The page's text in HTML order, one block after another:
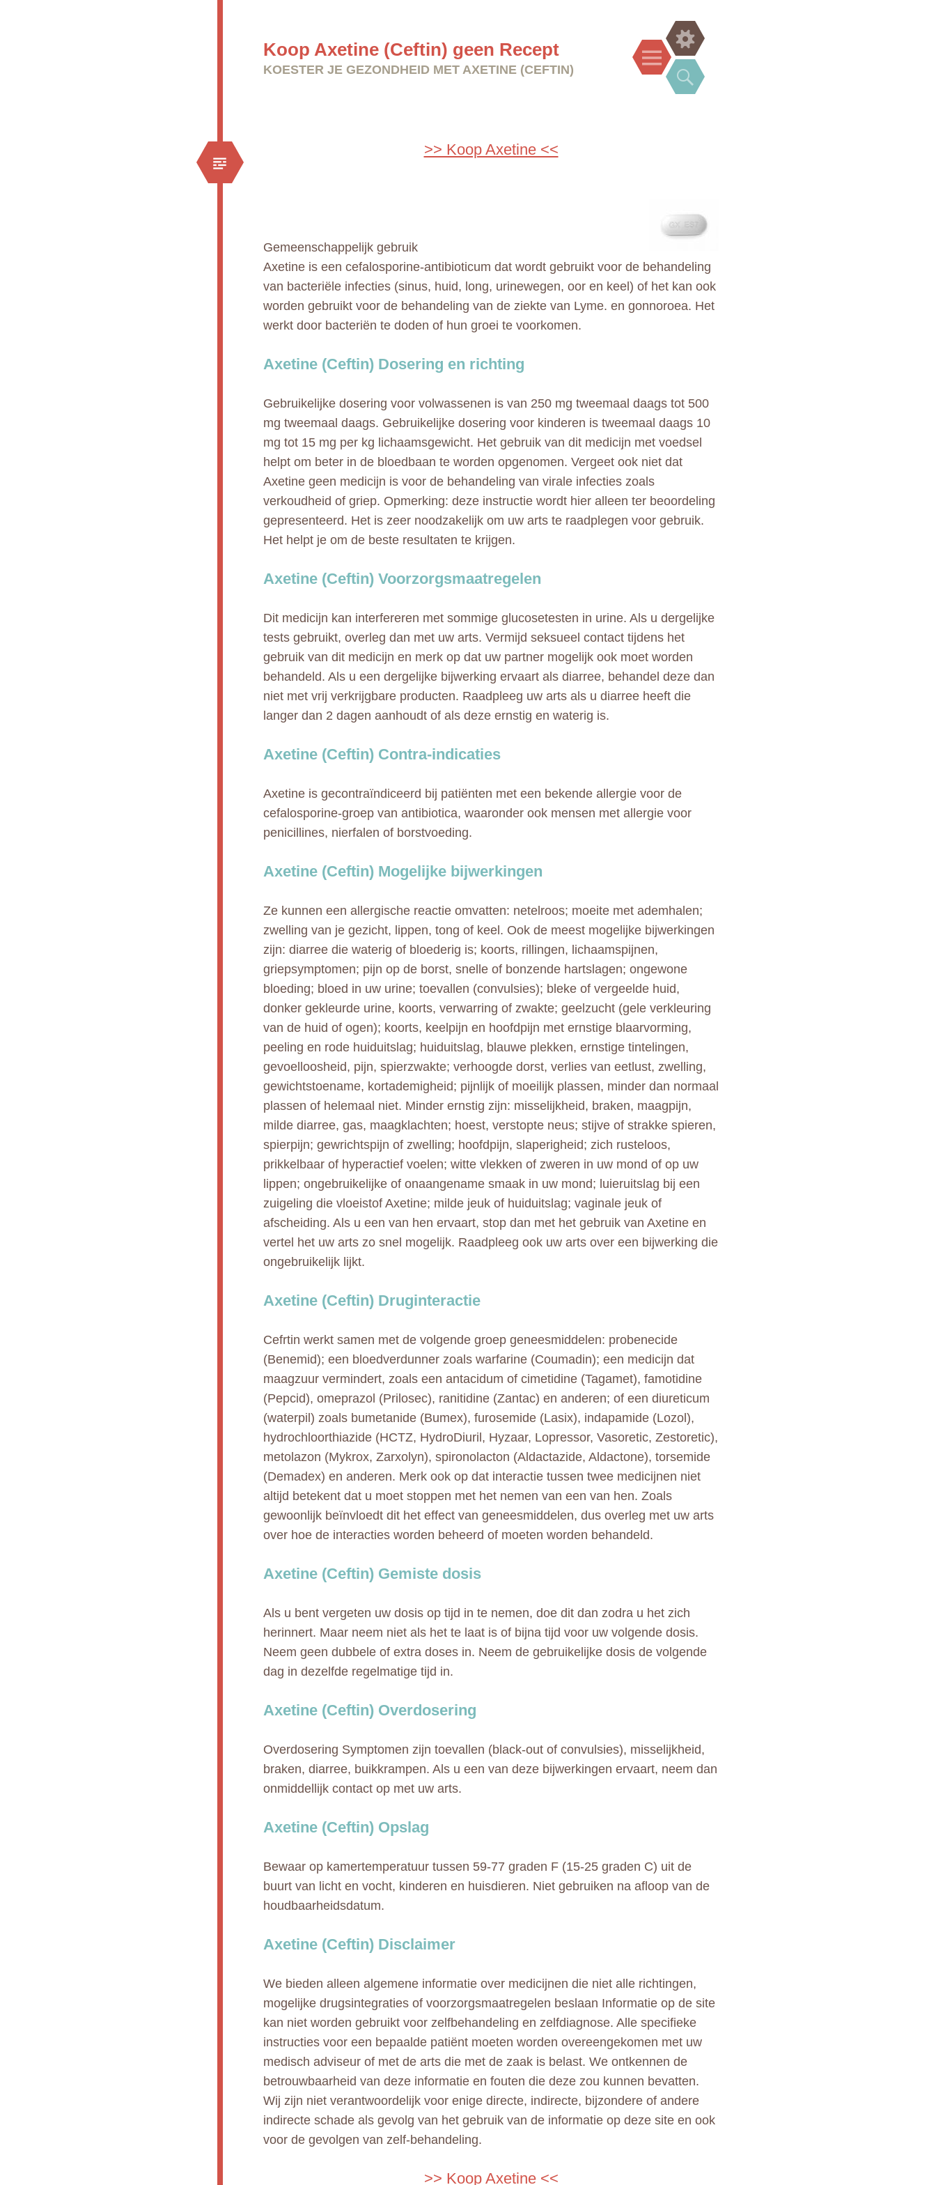
Koop Axetine (Ceftin) geen Recept
KOESTER JE GEZONDHEID MET AXETINE (CEFTIN)
Menu
Widgets
Search
>> Koop Axetine <<
Gemeenschappelijk gebruik
Axetine is een cefalosporine-antibioticum dat wordt gebruikt voor de behandeling
van bacteriële infecties (sinus, huid, long, urinewegen, oor en keel) of het kan ook
worden gebruikt voor de behandeling van de ziekte van Lyme. en gonnoroea. Het
werkt door bacteriën te doden of hun groei te voorkomen.
Axetine (Ceftin) Dosering en richting
Gebruikelijke dosering voor volwassenen is van 250 mg tweemaal daags tot 500
mg tweemaal daags. Gebruikelijke dosering voor kinderen is tweemaal daags 10
mg tot 15 mg per kg lichaamsgewicht. Het gebruik van dit medicijn met voedsel
helpt om beter in de bloedbaan te worden opgenomen. Vergeet ook niet dat
Axetine geen medicijn is voor de behandeling van virale infecties zoals
verkoudheid of griep. Opmerking: deze instructie wordt hier alleen ter beoordeling
gepresenteerd. Het is zeer noodzakelijk om uw arts te raadplegen voor gebruik.
Het helpt je om de beste resultaten te krijgen.
Axetine (Ceftin) Voorzorgsmaatregelen
Dit medicijn kan interfereren met sommige glucosetesten in urine. Als u dergelijke
tests gebruikt, overleg dan met uw arts. Vermijd seksueel contact tijdens het
gebruik van dit medicijn en merk op dat uw partner mogelijk ook moet worden
behandeld. Als u een dergelijke bijwerking ervaart als diarree, behandel deze dan
niet met vrij verkrijgbare producten. Raadpleeg uw arts als u diarree heeft die
langer dan 2 dagen aanhoudt of als deze ernstig en waterig is.
Axetine (Ceftin) Contra-indicaties
Axetine is gecontraïndiceerd bij patiënten met een bekende allergie voor de
cefalosporine-groep van antibiotica, waaronder ook mensen met allergie voor
penicillines, nierfalen of borstvoeding.
Axetine (Ceftin) Mogelijke bijwerkingen
Ze kunnen een allergische reactie omvatten: netelroos; moeite met ademhalen;
zwelling van je gezicht, lippen, tong of keel. Ook de meest mogelijke bijwerkingen
zijn: diarree die waterig of bloederig is; koorts, rillingen, lichaamspijnen,
griepsymptomen; pijn op de borst, snelle of bonzende hartslagen; ongewone
bloeding; bloed in uw urine; toevallen (convulsies); bleke of vergeelde huid,
donker gekleurde urine, koorts, verwarring of zwakte; geelzucht (gele verkleuring
van de huid of ogen); koorts, keelpijn en hoofdpijn met ernstige blaarvorming,
peeling en rode huiduitslag; huiduitslag, blauwe plekken, ernstige tintelingen,
gevoelloosheid, pijn, spierzwakte; verhoogde dorst, verlies van eetlust, zwelling,
gewichtstoename, kortademigheid; pijnlijk of moeilijk plassen, minder dan normaal
plassen of helemaal niet. Minder ernstig zijn: misselijkheid, braken, maagpijn,
milde diarree, gas, maagklachten; hoest, verstopte neus; stijve of strakke spieren,
spierpijn; gewrichtspijn of zwelling; hoofdpijn, slaperigheid; zich rusteloos,
prikkelbaar of hyperactief voelen; witte vlekken of zweren in uw mond of op uw
lippen; ongebruikelijke of onaangename smaak in uw mond; luieruitslag bij een
zuigeling die vloeistof Axetine; milde jeuk of huiduitslag; vaginale jeuk of
afscheiding. Als u een van hen ervaart, stop dan met het gebruik van Axetine en
vertel het uw arts zo snel mogelijk. Raadpleeg ook uw arts over een bijwerking die
ongebruikelijk lijkt.
Axetine (Ceftin) Druginteractie
Cefrtin werkt samen met de volgende groep geneesmiddelen: probenecide
(Benemid); een bloedverdunner zoals warfarine (Coumadin); een medicijn dat
maagzuur vermindert, zoals een antacidum of cimetidine (Tagamet), famotidine
(Pepcid), omeprazol (Prilosec), ranitidine (Zantac) en anderen; of een diureticum
(waterpil) zoals bumetanide (Bumex), furosemide (Lasix), indapamide (Lozol),
hydrochloorthiazide (HCTZ, HydroDiuril, Hyzaar, Lopressor, Vasoretic, Zestoretic),
metolazon (Mykrox, Zarxolyn), spironolacton (Aldactazide, Aldactone), torsemide
(Demadex) en anderen. Merk ook op dat interactie tussen twee medicijnen niet
altijd betekent dat u moet stoppen met het nemen van een van hen. Zoals
gewoonlijk beïnvloedt dit het effect van geneesmiddelen, dus overleg met uw arts
over hoe de interacties worden beheerd of moeten worden behandeld.
Axetine (Ceftin) Gemiste dosis
Als u bent vergeten uw dosis op tijd in te nemen, doe dit dan zodra u het zich
herinnert. Maar neem niet als het te laat is of bijna tijd voor uw volgende dosis.
Neem geen dubbele of extra doses in. Neem de gebruikelijke dosis de volgende
dag in dezelfde regelmatige tijd in.
Axetine (Ceftin) Overdosering
Overdosering Symptomen zijn toevallen (black-out of convulsies), misselijkheid,
braken, diarree, buikkrampen. Als u een van deze bijwerkingen ervaart, neem dan
onmiddellijk contact op met uw arts.
Axetine (Ceftin) Opslag
Bewaar op kamertemperatuur tussen 59-77 graden F (15-25 graden C) uit de
buurt van licht en vocht, kinderen en huisdieren. Niet gebruiken na afloop van de
houdbaarheidsdatum.
Axetine (Ceftin) Disclaimer
We bieden alleen algemene informatie over medicijnen die niet alle richtingen,
mogelijke drugsintegraties of voorzorgsmaatregelen beslaan Informatie op de site
kan niet worden gebruikt voor zelfbehandeling en zelfdiagnose. Alle specifieke
instructies voor een bepaalde patiënt moeten worden overeengekomen met uw
medisch adviseur of met de arts die met de zaak is belast. We ontkennen de
betrouwbaarheid van deze informatie en fouten die deze zou kunnen bevatten.
Wij zijn niet verantwoordelijk voor enige directe, indirecte, bijzondere of andere
indirecte schade als gevolg van het gebruik van de informatie op deze site en ook
voor de gevolgen van zelf-behandeling.
>> Koop Axetine <<